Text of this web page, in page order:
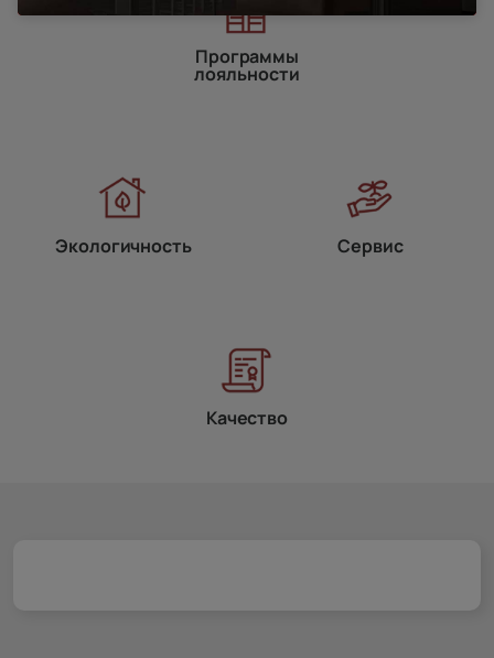
Программы
лояльности
Экологичность Сервис
Качество